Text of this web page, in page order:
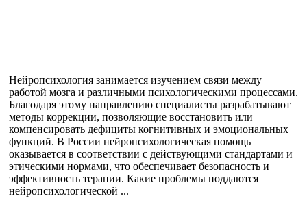
Нейропсихология занимается изучением связи между
работой мозга и различными психологическими процессами.
Благодаря этому направлению специалисты разрабатывают
методы коррекции, позволяющие восстановить или
компенсировать дефициты когнитивных и эмоциональных
функций. В России нейропсихологическая помощь
оказывается в соответствии с действующими стандартами и
этическими нормами, что обеспечивает безопасность и
эффективность терапии. Какие проблемы поддаются
нейропсихологической ...